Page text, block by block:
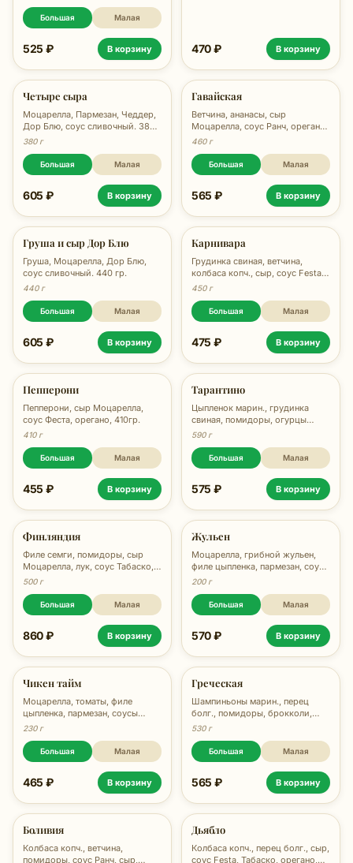
Большая Малая
525 ₽ В корзину 470 ₽ В корзину
Четыре сыра
Моцарелла, Пармезан, Чеддер,
Дор Блю, соус сливочный. 380
гр.
380 г
Большая Малая
605 ₽ В корзину
Гавайская
Ветчина, ананасы, сыр
Моцарелла, соус Ранч, орегано,
460 гр.
460 г
Большая Малая
565 ₽ В корзину
Груша и сыр Дор Блю
Груша, Моцарелла, Дор Блю,
соус сливочный. 440 гр.
440 г
Большая Малая
605 ₽ В корзину
Карнивара
Грудинка свиная, ветчина,
колбаса копч., сыр, соус Festa,
орегано, 470 гр.
450 г
Большая Малая
475 ₽ В корзину
Пепперони
Пепперони, сыр Моцарелла,
соус Феста, орегано, 410гр.
410 г
Большая Малая
455 ₽ В корзину
Тарантино
Цыпленок марин., грудинка
свиная, помидоры, огурцы
марин., брокколи, лук, сыр,
590 г
Большая Малая
575 ₽ В корзину
Финляндия
Филе семги, помидоры, сыр
Моцарелла, лук, соус Табаско,
соус Ранч, орегано, 500 гр.
500 г
Большая Малая
860 ₽ В корзину
Жульен
Моцарелла, грибной жульен,
филе цыпленка, пармезан, соус
Феста, 450г
200 г
Большая Малая
570 ₽ В корзину
Чикен тайм
Моцарелла, томаты, филе
цыпленка, пармезан, соусы
Феста, Вителло-тоннато, 480г
230 г
Большая Малая
465 ₽ В корзину
Греческая
Шампиньоны марин., перец
болг., помидоры, брокколи,
оливки, маслины, соус Festa,
530 г
Большая Малая
565 ₽ В корзину
Боливия
Колбаса копч., ветчина,
помидоры, соус Ранч, сыр,
Дьябло
Колбаса копч., перец болг., сыр,
соус Festa, Табаско, орегано,